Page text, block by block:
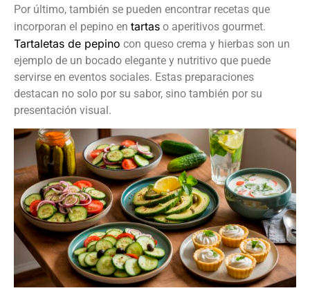
Por último, también se pueden encontrar recetas que
incorporan el pepino en tartas o aperitivos gourmet.
Tartaletas de pepino con queso crema y hierbas son un
ejemplo de un bocado elegante y nutritivo que puede
servirse en eventos sociales. Estas preparaciones
destacan no solo por su sabor, sino también por su
presentación visual.